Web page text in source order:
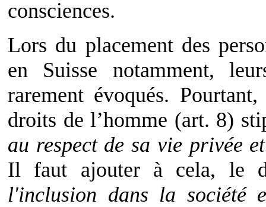
consciences.
Lors du placement des
en Suisse notamment,
rarement évoqués.
droits de l’homme (art. 8)
au respect de sa vie privée
Il faut ajouter à cela, le
l'inclusion dans la société